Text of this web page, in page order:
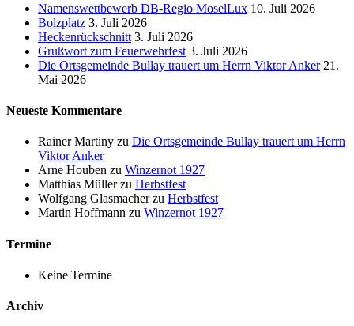
Namenswettbewerb DB-Regio MoselLux 10. Juli 2026
Bolzplatz 3. Juli 2026
Heckenrückschnitt 3. Juli 2026
Grußwort zum Feuerwehrfest 3. Juli 2026
Die Ortsgemeinde Bullay trauert um Herrn Viktor Anker 21.
Mai 2026
Neueste Kommentare
Rainer Martiny zu Die Ortsgemeinde Bullay trauert um Herrn
Viktor Anker
Arne Houben zu Winzernot 1927
Matthias Müllerzu Herbstfest
Wolfgang Glasmacherzu Herbstfest
Martin Hoffmann zu Winzernot 1927
Termine
Keine Termine
Archiv